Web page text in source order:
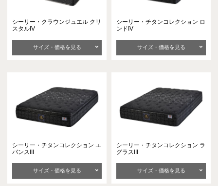
シーリー・クラウンジュエル クリ
スタルIV
サイズ・価格を見る
シーリー・チタンコレクション ロ
ンドIV
サイズ・価格を見る
シーリー・チタンコレクション エ
バンスIII
サイズ・価格を見る
シーリー・チタンコレクション ラ
グラスIII
サイズ・価格を見る